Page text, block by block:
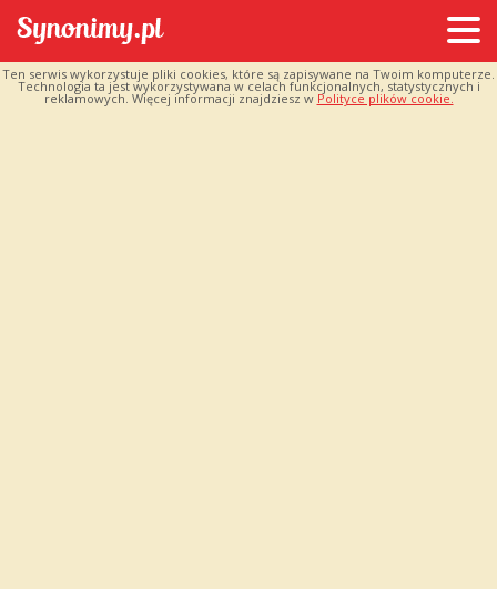
Ten serwis wykorzystuje pliki cookies, które są zapisywane na Twoim komputerze.
Technologia ta jest wykorzystywana w celach funkcjonalnych, statystycznych i
reklamowych. Więcej informacji znajdziesz w Polityce plików cookie.